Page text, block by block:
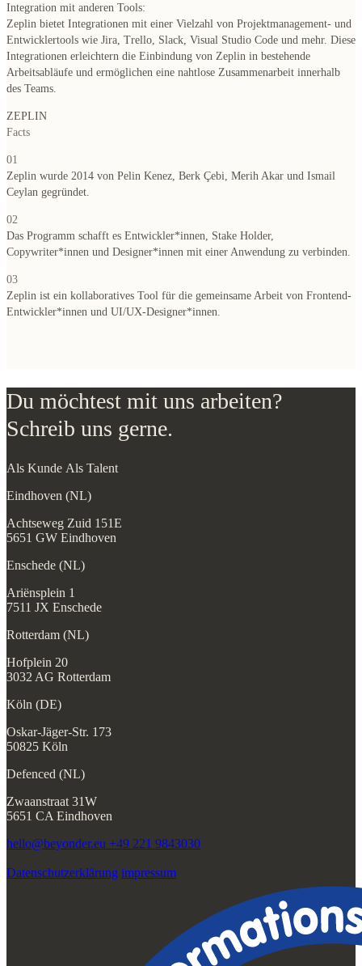
Integration mit anderen Tools:
Zeplin bietet Integrationen mit einer Vielzahl von Projektmanagement- und
Entwicklertools wie Jira, Trello, Slack, Visual Studio Code und mehr. Diese
Integrationen erleichtern die Einbindung von Zeplin in bestehende
Arbeitsabläufe und ermöglichen eine nahtlose Zusammenarbeit innerhalb
des Teams.
ZEPLIN
Facts
01
Zeplin wurde 2014 von Pelin Kenez, Berk Çebi, Merih Akar und Ismail
Ceylan gegründet.
02
Das Programm schafft es Entwickler*innen, Stake Holder,
Copywriter*innen und Designer*innen mit einer Anwendung zu verbinden.
03
Zeplin ist ein kollaboratives Tool für die gemeinsame Arbeit von Frontend-
Entwickler*innen und UI/UX-Designer*innen.
Du möchtest mit uns arbeiten?
Schreib uns gerne.
Als Kunde Als Talent
Eindhoven (NL)
Achtseweg Zuid 151E
5651 GW Eindhoven
Enschede (NL)
Ariënsplein 1
7511 JX Enschede
Rotterdam (NL)
Hofplein 20
3032 AG Rotterdam
Köln (DE)
Oskar-Jäger-Str. 173
50825 Köln
Defenced (NL)
Zwaanstraat 31W
5651 CA Eindhoven
hello@beyonder.eu +49 221 9843030
Datenschutzerklärung impressum